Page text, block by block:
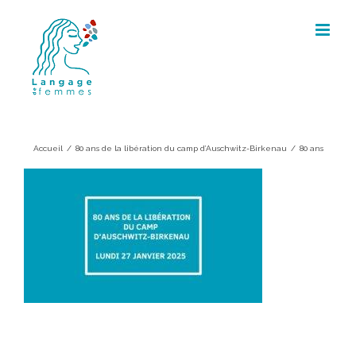
content
Accueil / 80 ans de la libération du camp d’Auschwitz-Birkenau / 80 ans